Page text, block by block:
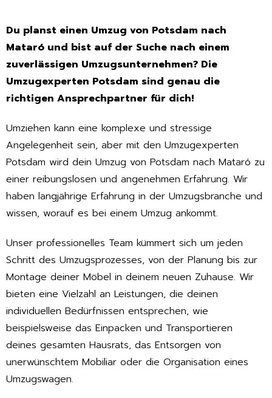
Du planst einen Umzug von Potsdam nach
Mataró und bist auf der Suche nach einem
zuverlässigen Umzugsunternehmen? Die
Umzugexperten Potsdam sind genau die
richtigen Ansprechpartner für dich!
Umziehen kann eine komplexe und stressige
Angelegenheit sein, aber mit den Umzugexperten
Potsdam wird dein Umzug von Potsdam nach Mataró zu
einer reibungslosen und angenehmen Erfahrung. Wir
haben langjährige Erfahrung in der Umzugsbranche und
wissen, worauf es bei einem Umzug ankommt.
Unser professionelles Team kümmert sich um jeden
Schritt des Umzugsprozesses, von der Planung bis zur
Montage deiner Möbel in deinem neuen Zuhause. Wir
bieten eine Vielzahl an Leistungen, die deinen
individuellen Bedürfnissen entsprechen, wie
beispielsweise das Einpacken und Transportieren
deines gesamten Hausrats, das Entsorgen von
unerwünschtem Mobiliar oder die Organisation eines
Umzugswagen.